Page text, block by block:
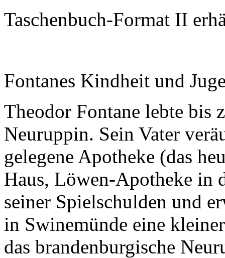
Taschenbuch-Format II
Fontanes Kindheit und
Theodor Fontane lebte bis
Neuruppin. Sein Vater
gelegene Apotheke (das
Haus, Löwen-Apotheke in
seiner Spielschulden und
in Swinemünde eine
das brandenburgische